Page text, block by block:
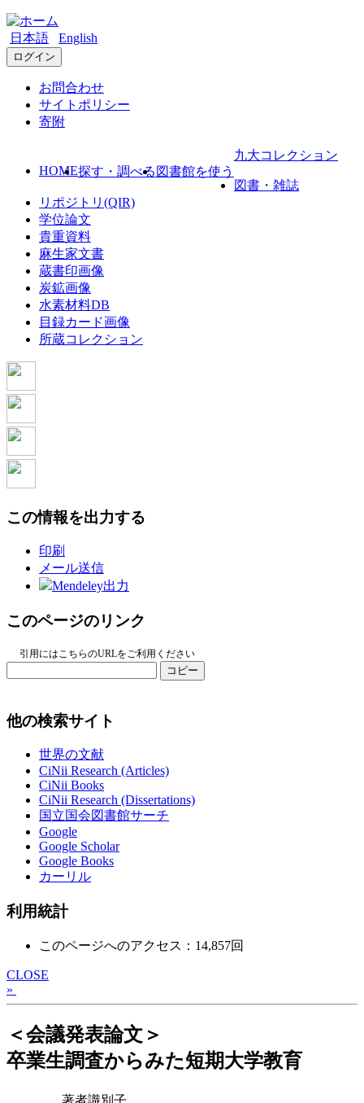
日本語 English
ログイン
お問合わせ
サイトポリシー
寄附
HOME探す・調べる 図書館を使う
九大コレクション
図書・雑誌
リポジトリ(QIR)
学位論文
貴重資料
麻生家文書
蔵書印画像
炭鉱画像
水素材料DB
目録カード画像
所蔵コレクション
この情報を出力する
印刷
メール送信
Mendeley出力
このページのリンク
引用にはこちらのURLをご利用ください
コピー
他の検索サイト
世界の文献
CiNii Research (Articles)
CiNii Books
CiNii Research (Dissertations)
国立国会図書館サーチ
Google
Google Scholar
Google Books
カーリル
利用統計
このページへのアクセス：14,857回
CLOSE
»
＜会議発表論文＞
卒業生調査からみた短期大学教育
著者識別子